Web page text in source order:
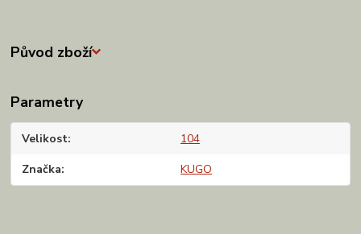
Původ zboží
Parametry
Velikost 104
Značka KUGO